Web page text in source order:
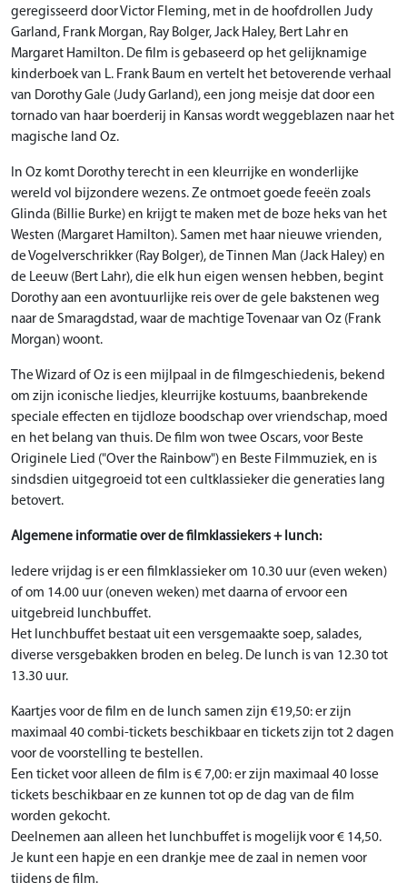
geregisseerd door Victor Fleming, met in de hoofdrollen Judy
Garland, Frank Morgan, Ray Bolger, Jack Haley, Bert Lahr en
Margaret Hamilton. De film is gebaseerd op het gelijknamige
kinderboek van L. Frank Baum en vertelt het betoverende verhaal
van Dorothy Gale (Judy Garland), een jong meisje dat door een
tornado van haar boerderij in Kansas wordt weggeblazen naar het
magische land Oz.
In Oz komt Dorothy terecht in een kleurrijke en wonderlijke
wereld vol bijzondere wezens. Ze ontmoet goede feeën zoals
Glinda (Billie Burke) en krijgt te maken met de boze heks van het
Westen (Margaret Hamilton). Samen met haar nieuwe vrienden,
de Vogelverschrikker (Ray Bolger), de Tinnen Man (Jack Haley) en
de Leeuw (Bert Lahr), die elk hun eigen wensen hebben, begint
Dorothy aan een avontuurlijke reis over de gele bakstenen weg
naar de Smaragdstad, waar de machtige Tovenaar van Oz (Frank
Morgan) woont.
The Wizard of Oz is een mijlpaal in de filmgeschiedenis, bekend
om zijn iconische liedjes, kleurrijke kostuums, baanbrekende
speciale effecten en tijdloze boodschap over vriendschap, moed
en het belang van thuis. De film won twee Oscars, voor Beste
Originele Lied ("Over the Rainbow") en Beste Filmmuziek, en is
sindsdien uitgegroeid tot een cultklassieker die generaties lang
betovert.
Algemene informatie over de filmklassiekers + lunch:
Iedere vrijdag is er een filmklassieker om 10.30 uur (even weken)
of om 14.00 uur (oneven weken) met daarna of ervoor een
uitgebreid lunchbuffet.
Het lunchbuffet bestaat uit een versgemaakte soep, salades,
diverse versgebakken broden en beleg. De lunch is van 12.30 tot
13.30 uur.
Kaartjes voor de film en de lunch samen zijn €19,50: er zijn
maximaal 40 combi-tickets beschikbaar en tickets zijn tot 2 dagen
voor de voorstelling te bestellen.
Een ticket voor alleen de film is € 7,00: er zijn maximaal 40 losse
tickets beschikbaar en ze kunnen tot op de dag van de film
worden gekocht.
Deelnemen aan alleen het lunchbuffet is mogelijk voor € 14,50.
Je kunt een hapje en een drankje mee de zaal in nemen voor
tijdens de film.